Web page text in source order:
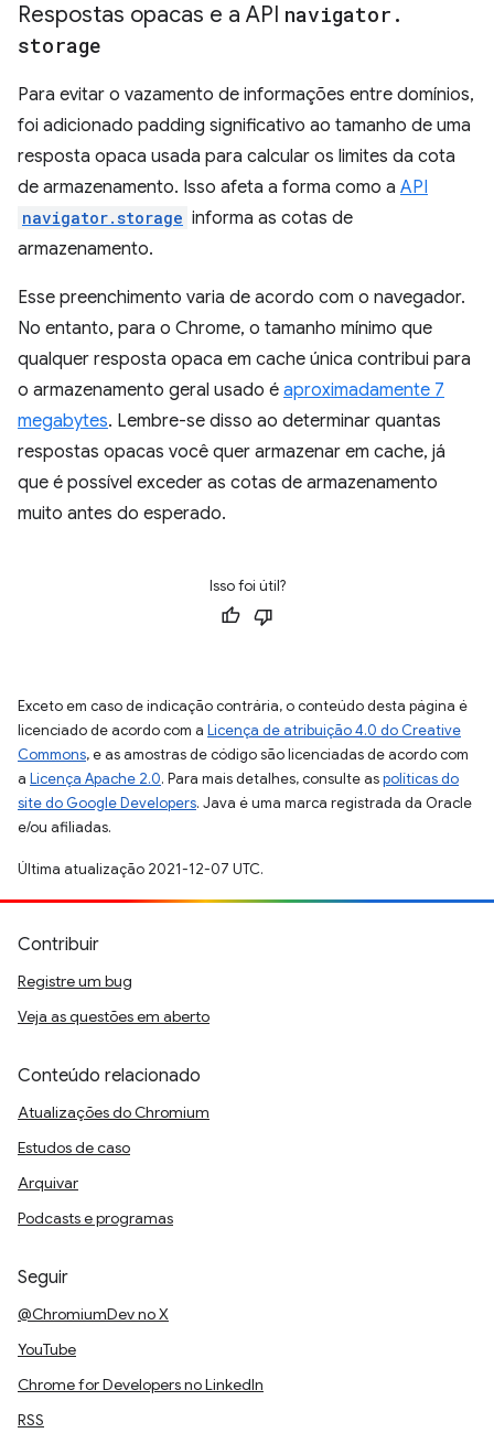
Respostas opacas e a API navigator .
storage
Para evitar o vazamento de informações entre domínios,
foi adicionado padding significativo ao tamanho de uma
resposta opaca usada para calcular os limites da cota
de armazenamento. Isso afeta a forma como a API
navigator.storage informa as cotas de
armazenamento.
Esse preenchimento varia de acordo com o navegador.
No entanto, para o Chrome, o tamanho mínimo que
qualquer resposta opaca em cache única contribui para
o armazenamento geral usado é aproximadamente 7
megabytes. Lembre-se disso ao determinar quantas
respostas opacas você quer armazenar em cache, já
que é possível exceder as cotas de armazenamento
muito antes do esperado.
Isso foi útil?
Exceto em caso de indicação contrária, o conteúdo desta página é
licenciado de acordo com a Licença de atribuição 4.0 do Creative
Commons, e as amostras de código são licenciadas de acordo com
a Licença Apache 2.0. Para mais detalhes, consulte aspolíticas do
site do Google Developers. Java é uma marca registrada da Oracle
e/ou afiliadas.
Última atualização 2021-12-07 UTC.
Contribuir
Registre um bug
Veja as questões em aberto
Conteúdo relacionado
Atualizações do Chromium
Estudos de caso
Arquivar
Podcasts e programas
Seguir
@ChromiumDev no X
YouTube
Chrome for Developers no LinkedIn
RSS